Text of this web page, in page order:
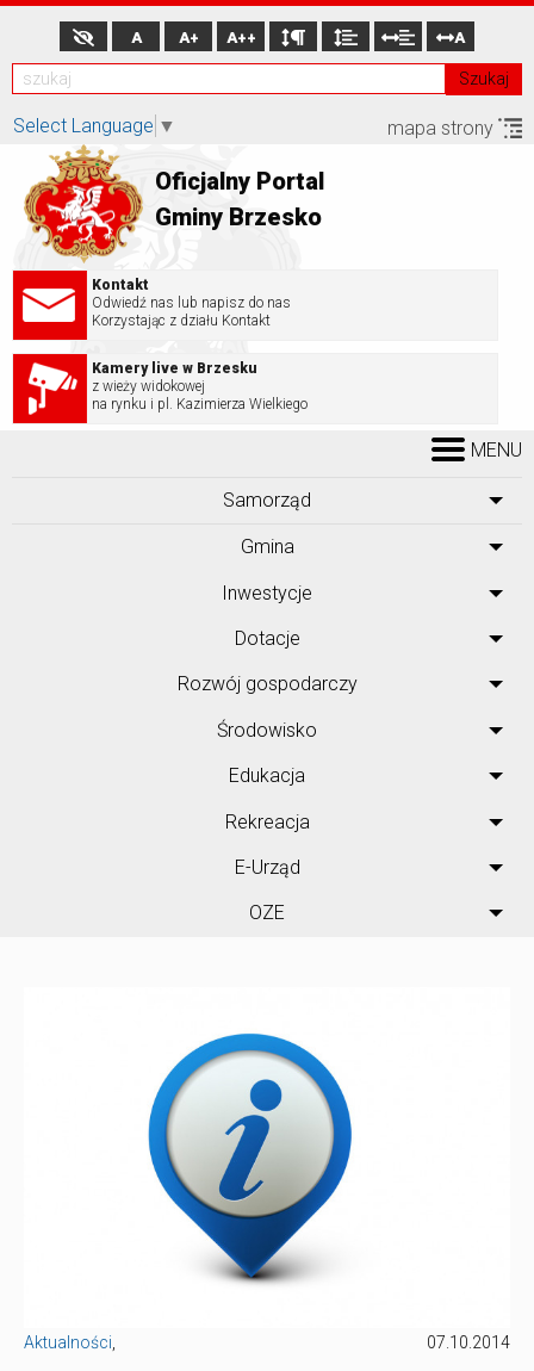
Szukaj
A A+ A++ A
Select Language ▼ mapa strony
Oficjalny Portal
Gminy Brzesko
Kontakt
Odwiedź nas lub napisz do nas
Korzystając z działu Kontakt
Kamery live w Brzesku
z wieży widokowej
na rynku i pl. Kazimierza Wielkiego
MENU
Samorząd
Gmina
Inwestycje
Dotacje
Rozwój gospodarczy
Środowisko
Edukacja
Rekreacja
E-Urząd
OZE
Aktualności, 07.10.2014